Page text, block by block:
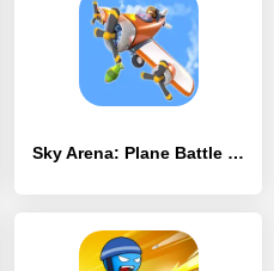
Sky Arena: Plane Battle - [MOD Бесконечные монеты]